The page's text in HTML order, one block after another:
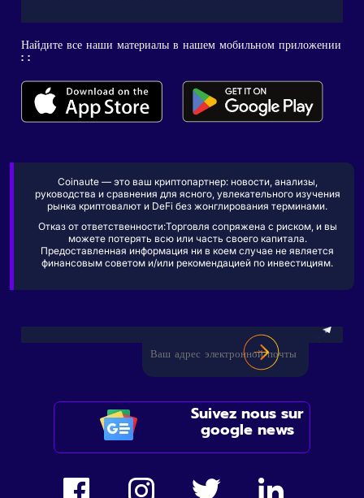
Найдите все наши материалы в нашем мобильном приложении
: :
Coinaute — это ваш криптопартнер: новости, анализы,
руководства и сравнения для ясного, увлекательного изучения
рынка криптовалют и DeFi без жонглирования терминами.
Отказ от ответственности:Торговля сопряжена с риском, и вы
можете потерять всю или часть своего капитала.
Предоставленная информация ни в коем случае не является
финансовым советом и/или рекомендацией по инвестициям.
Suivez nous sur
google news